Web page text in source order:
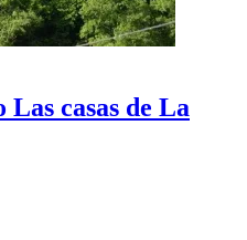
casas de La